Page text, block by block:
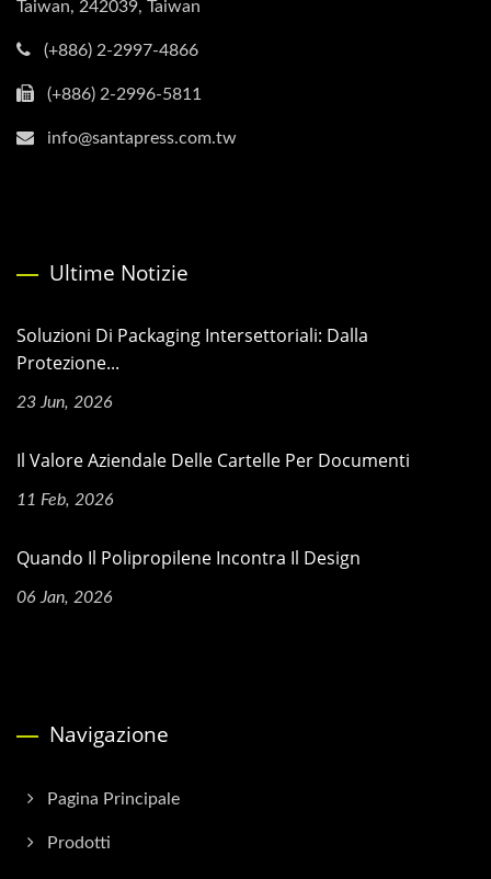
Taiwan, 242039, Taiwan
(+886) 2-2997-4866
(+886) 2-2996-5811
info@santapress.com.tw
Ultime Notizie
Soluzioni Di Packaging Intersettoriali: Dalla
Protezione...
23 Jun, 2026
Il Valore Aziendale Delle Cartelle Per Documenti
11 Feb, 2026
Quando Il Polipropilene Incontra Il Design
06 Jan, 2026
Navigazione
Pagina Principale
Prodotti